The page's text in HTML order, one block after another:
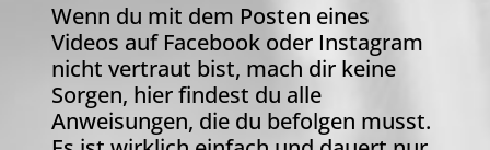
Wenn du mit dem Posten eines
Videos auf Facebook oder Instagram
nicht vertraut bist, mach dir keine
Sorgen, hier findest du alle
Anweisungen, die du befolgen musst.